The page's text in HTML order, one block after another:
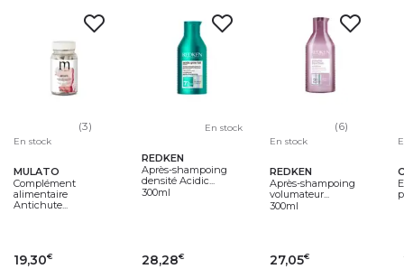
(3)
En stock
MULATO
Complément
alimentaire
Antichute...
19,30€
En stock
REDKEN
Après-shampoing
densité Acidic...
300ml
28,28€
(6)
En stock
REDKEN
Après-shampoing
volumateur...
300ml
27,05€